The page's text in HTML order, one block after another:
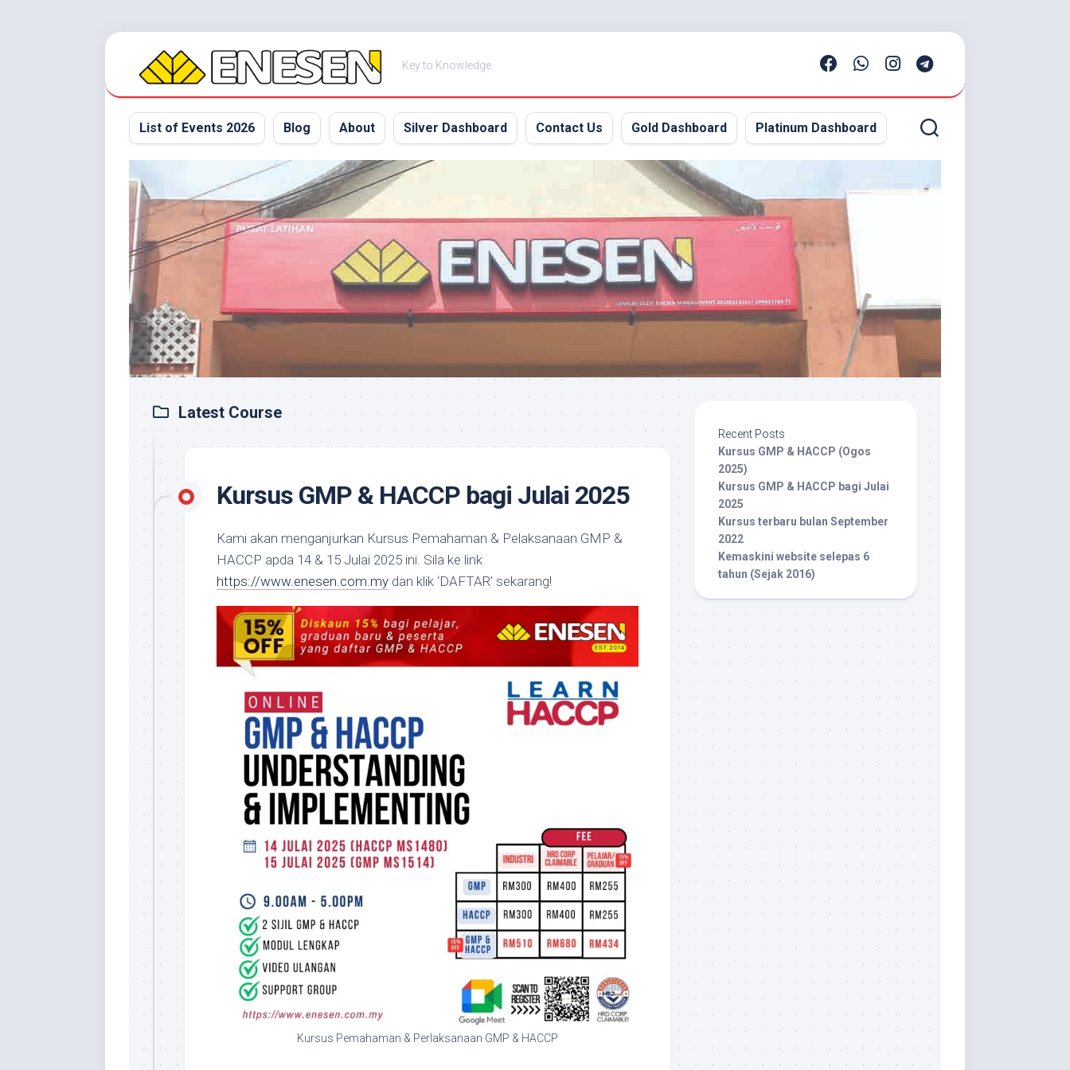
Key to Knowledge.
List of Events 2026 Blog About Silver Dashboard Contact Us Gold Dashboard Platinum Dashboard
Latest Course
Kursus GMP & HACCP bagi Julai 2025
Kami akan menganjurkan Kursus Pemahaman & Pelaksanaan GMP &
HACCP apda 14 & 15 Julai 2025 ini. Sila ke link
https://www.enesen.com.my dan klik ‘DAFTAR’ sekarang!
Kursus Pemahaman & Perlaksanaan GMP & HACCP
Recent Posts
Kursus GMP & HACCP (Ogos
2025)
Kursus GMP & HACCP bagi Julai
2025
Kursus terbaru bulan September
2022
Kemaskini website selepas 6
tahun (Sejak 2016)